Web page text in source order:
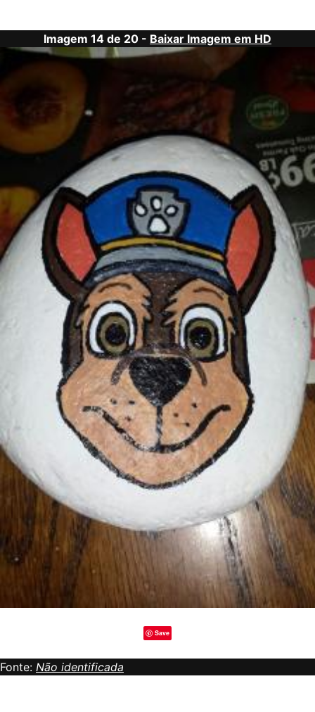
Imagem 14 de 20 - Baixar Imagem em HD
Save
Fonte: Não identificada